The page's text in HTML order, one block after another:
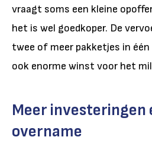
vraagt soms een kleine
het is wel goedkoper. De
twee of meer pakketjes in
ook enorme winst voor het
Meer investeringen
overname